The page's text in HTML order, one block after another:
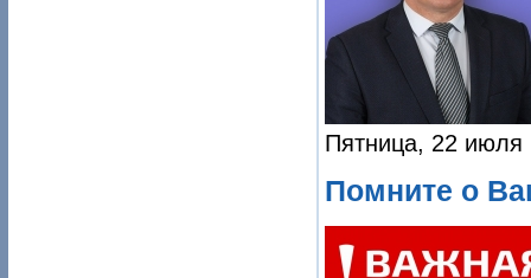
Пятница, 22 июля
Помните о